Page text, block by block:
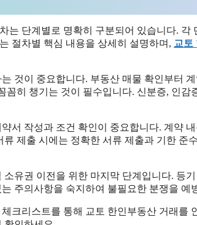
는 단계별로 명확히 구분되어 있습니다.
절차별 핵심 내용을 상세히 설명하며, 교토
것이 중요합니다. 부동산 매물 확인부터
꼼히 챙기는 것이 필수입니다. 신분증, 인
서 작성과 조건 확인이 중요합니다. 계약
류 제출 시에는 정확한 서류 제출과 기한
소유권 이전을 위한 마지막 단계입니다. 등
주의사항을 숙지하여 불필요한 분쟁을 예
크리스트를 통해 교토 한인부동산 거래를